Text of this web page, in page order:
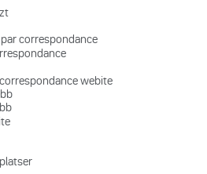
correspondance
webite